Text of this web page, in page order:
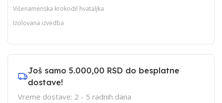
Višenamenska krokodil hvataljka
Izolovana izvedba
Još samo 5.000,00 RSD do besplatne
dostave!
Vreme dostave: 2 - 5 radnih dana